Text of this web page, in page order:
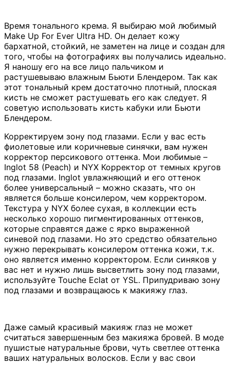
Время тонального крема. Я выбираю мой любимый
Make Up For Ever Ultra HD. Он делает кожу
бархатной, стойкий, не заметен на лице и создан для
того, чтобы на фотографиях вы получались идеально.
Я наношу его на все лицо пальчиком и
растушевываю влажным Бьюти Блендером. Так как
этот тональный крем достаточно плотный, плоская
кисть не сможет растушевать его как следует. Я
советую использовать кисть кабуки или Бьюти
Блендером.
Корректируем зону под глазами. Если у вас есть
фиолетовые или коричневые синячки, вам нужен
корректор персикового оттенка. Мои любимые –
Inglot 58 (Peach) и NYX Корректор от темных кругов
под глазами. Inglot увлажняющий и его оттенок
более универсальный – можно сказать, что он
является больше консилером, чем корректором.
Текстура у NYX более сухая, в коллекции есть
несколько хорошо пигментированных оттенков,
которые справятся даже с ярко выраженной
синевой под глазами. Но это средство обязательно
нужно перекрывать консилером оттенка кожи, т.к.
оно является именно корректором. Если синяков у
вас нет и нужно лишь высветлить зону под глазами,
используйте Touche Eclat от YSL. Припудриваю зону
под глазами и возвращаюсь к макияжу глаз.
Даже самый красивый макияж глаз не может
считаться завершенным без макияжа бровей. В моде
пушистые натуральные брови, чуть светлее оттенка
ваших натуральных волосков. Если у вас свои